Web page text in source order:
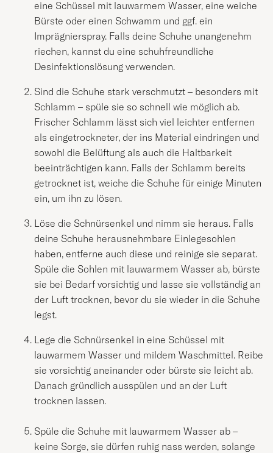
eine Schüssel mit lauwarmem Wasser, eine weiche
Bürste oder einen Schwamm und ggf. ein
Imprägnierspray. Falls deine Schuhe unangenehm
riechen, kannst du eine schuhfreundliche
Desinfektionslösung verwenden.
Sind die Schuhe stark verschmutzt – besonders mit
Schlamm – spüle sie so schnell wie möglich ab.
Frischer Schlamm lässt sich viel leichter entfernen
als eingetrockneter, der ins Material eindringen und
sowohl die Belüftung als auch die Haltbarkeit
beeinträchtigen kann. Falls der Schlamm bereits
getrocknet ist, weiche die Schuhe für einige Minuten
ein, um ihn zu lösen.
Löse die Schnürsenkel und nimm sie heraus. Falls
deine Schuhe herausnehmbare Einlegesohlen
haben, entferne auch diese und reinige sie separat.
Spüle die Sohlen mit lauwarmem Wasser ab, bürste
sie bei Bedarf vorsichtig und lasse sie vollständig an
der Luft trocknen, bevor du sie wieder in die Schuhe
legst.
Lege die Schnürsenkel in eine Schüssel mit
lauwarmem Wasser und mildem Waschmittel. Reibe
sie vorsichtig aneinander oder bürste sie leicht ab.
Danach gründlich ausspülen und an der Luft
trocknen lassen.
Spüle die Schuhe mit lauwarmem Wasser ab –
keine Sorge, sie dürfen ruhig nass werden, solange